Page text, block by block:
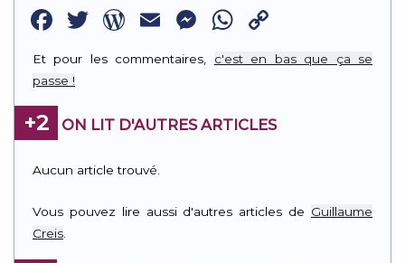
Facebook
Twitter
WordPress
EmailMessenger
WhatsApp
Link
Et pour les commentaires, c'est en bas que ça se
passe !
+2 ON LIT D'AUTRES ARTICLES
Aucun article trouvé.
Vous pouvez lire aussi d'autres articles de Guillaume
Creis.